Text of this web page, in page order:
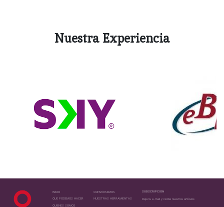
Nuestra Experiencia
INICIO
QUE PODEMOS HACER
QUIENES SOMOS
CONVERSEMOS
NUESTRAS HERRAMIENTAS
SUBSCRIPCION
Deja tu e-mail y recibe nuestros artículos